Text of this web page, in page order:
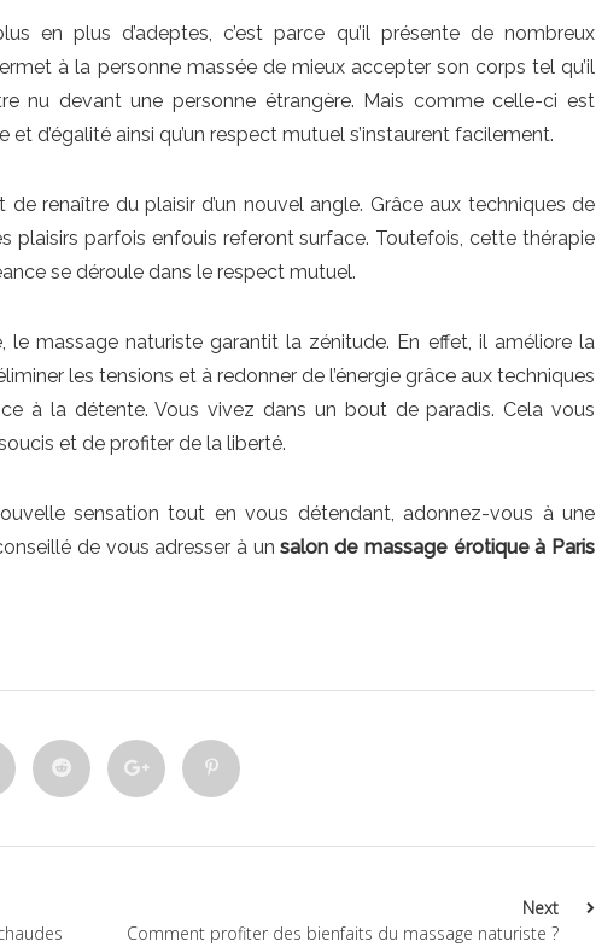
en plus d’adeptes, c’est parce qu’il présente de nombreux
à la personne massée de mieux accepter son corps tel qu’il
nu devant une personne étrangère. Mais comme celle-ci est
d’égalité ainsi qu’un respect mutuel s’instaurent facilement.
renaître du plaisir d’un nouvel angle. Grâce aux techniques de
plaisirs parfois enfouis referont surface. Toutefois, cette thérapie
se déroule dans le respect mutuel.
massage naturiste garantit la zénitude. En effet, il améliore la
les tensions et à redonner de l’énergie grâce aux techniques
à la détente. Vous vivez dans un bout de paradis. Cela vous
et de profiter de la liberté.
sensation tout en vous détendant, adonnez-vous à une
de vous adresser à unsalon de massage érotique à Paris
Next
Comment profiter des bienfaits du massage naturiste ?